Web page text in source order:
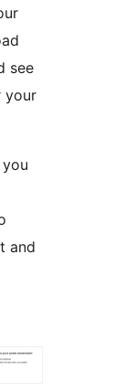
see
your
and